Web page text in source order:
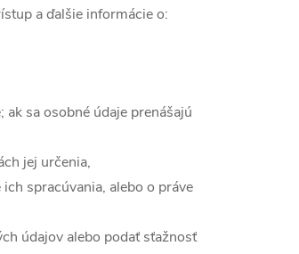
a ďalšie informácie o:
sa osobné údaje prenášajú
jej určenia,
spracúvania, alebo o práve
údajov alebo podať sťažnosť